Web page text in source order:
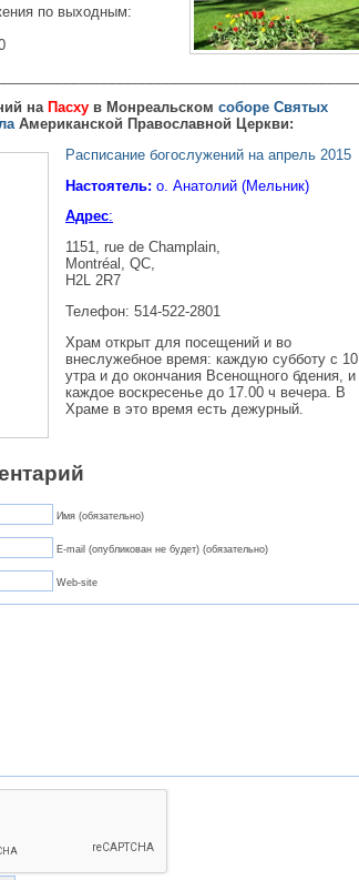
по выходным:
на Пасху в Монреальскoм cоборe Cвятых
Американской Православной Церкви:
Расписание богослужений на апрель 2015
Настоятель: о. Анатолий (Мельник)
Адрес:
1151, rue de Champlain,
Montréal, QС,
H2L 2R7
Телефон: 514-522-2801
Храм открыт для посещений и во
внеслужебное время: каждую субботу с 10
утра и до окончания Всенощного бдения, и
каждое воскресенье до 17.00 ч вечера. В
Храме в это время есть дежурный.
Имя (обязательно)
E-mail (опубликован не будет) (обязательно)
Web-site